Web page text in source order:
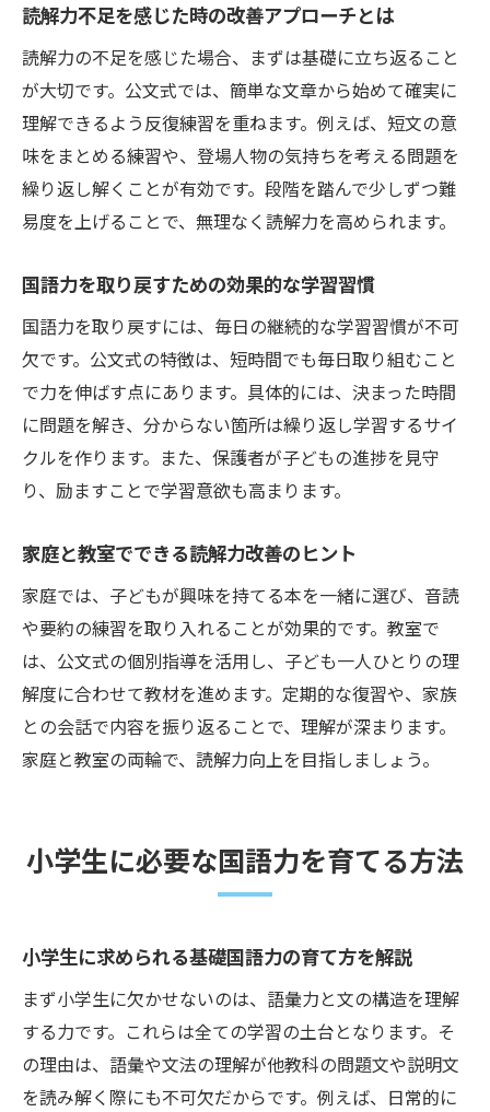
読解力不足を感じた時の改善アプローチとは
読解力の不足を感じた場合、まずは基礎に立ち返ること
が大切です。公文式では、簡単な文章から始めて確実に
理解できるよう反復練習を重ねます。例えば、短文の意
味をまとめる練習や、登場人物の気持ちを考える問題を
繰り返し解くことが有効です。段階を踏んで少しずつ難
易度を上げることで、無理なく読解力を高められます。
国語力を取り戻すための効果的な学習習慣
国語力を取り戻すには、毎日の継続的な学習習慣が不可
欠です。公文式の特徴は、短時間でも毎日取り組むこと
で力を伸ばす点にあります。具体的には、決まった時間
に問題を解き、分からない箇所は繰り返し学習するサイ
クルを作ります。また、保護者が子どもの進捗を見守
り、励ますことで学習意欲も高まります。
家庭と教室でできる読解力改善のヒント
家庭では、子どもが興味を持てる本を一緒に選び、音読
や要約の練習を取り入れることが効果的です。教室で
は、公文式の個別指導を活用し、子ども一人ひとりの理
解度に合わせて教材を進めます。定期的な復習や、家族
との会話で内容を振り返ることで、理解が深まります。
家庭と教室の両輪で、読解力向上を目指しましょう。
小学生に必要な国語力を育てる方法
小学生に求められる基礎国語力の育て方を解説
まず小学生に欠かせないのは、語彙力と文の構造を理解
する力です。これらは全ての学習の土台となります。そ
の理由は、語彙や文法の理解が他教科の問題文や説明文
を読み解く際にも不可欠だからです。例えば、日常的に